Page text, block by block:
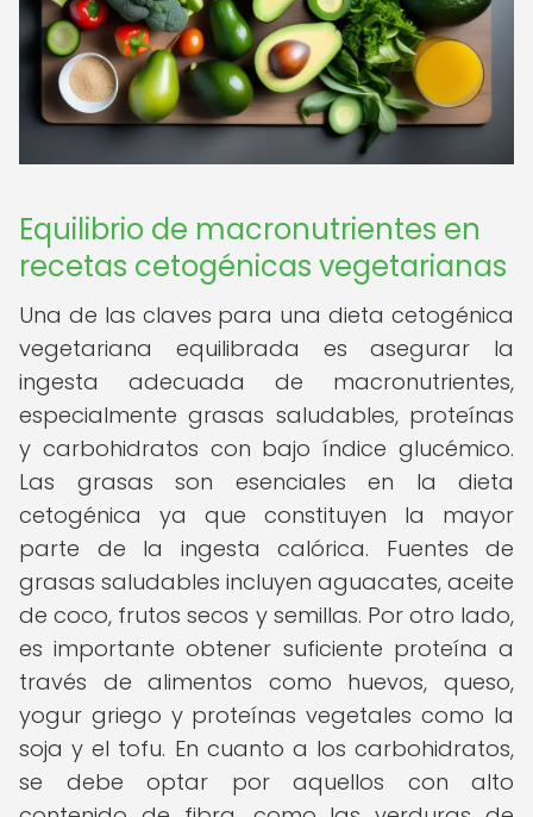
Equilibrio de macronutrientes en
recetas cetogénicas vegetarianas
Una de las claves para una dieta cetogénica
vegetariana equilibrada es asegurar la
ingesta adecuada de macronutrientes,
especialmente grasas saludables, proteínas
y carbohidratos con bajo índice glucémico.
Las grasas son esenciales en la dieta
cetogénica ya que constituyen la mayor
parte de la ingesta calórica. Fuentes de
grasas saludables incluyen aguacates, aceite
de coco, frutos secos y semillas. Por otro lado,
es importante obtener suficiente proteína a
través de alimentos como huevos, queso,
yogur griego y proteínas vegetales como la
soja y el tofu. En cuanto a los carbohidratos,
se debe optar por aquellos con alto